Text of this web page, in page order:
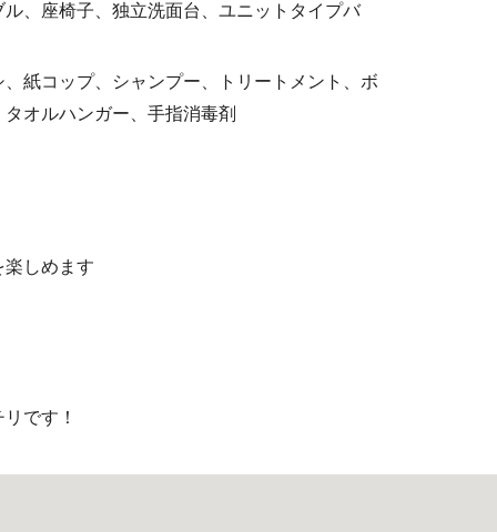
ル、座椅子、独立洗面台 、ユニットタイプバ
紙コップ、シャンプー、トリートメント、ボ
オルハンガー、手指消毒剤
しめます
です！